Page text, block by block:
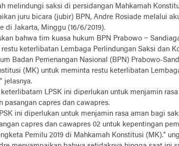
melindungi saksi di persidangan Mahkamah
juru bicara (jubir) BPN, Andre Rosiade melalui
di Jakarta, Minggu (16/6/2019).
bahwa tim kuasa hukum BPN Prabowo –
keterlibatan Lembaga Perlindungan Saksi dan
Badan Pemenangan Nasional (BPN) Prabowo-
(MK) untuk meminta restu keterlibatan
jelasnya.
LPSK ini diperlukan untuk menjamin
pasangan capres dan cawapres.
ini diperlukan untuk menjamin rasa aman bagi
capres dan cawapres 02 untuk kepentingan
Pemilu 2019 di Mahkamah Konstitusi (MK).”